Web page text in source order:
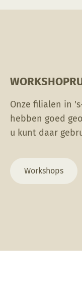
Onze filialen in
hebben goed
u kunt daar
Workshops